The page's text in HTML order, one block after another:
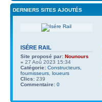
DERNIERS SITES AJOUTÉS
ISÉRE RAIL
Site proposé par: Nounours
» 27 Aoû 2023 15:34
Catégorie: Constructeurs,
fournisseurs, loueurs
Clics: 239
Commentaire: 0